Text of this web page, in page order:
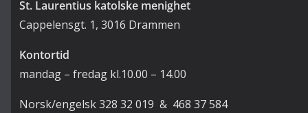
St. Laurentius katolske menighet
Cappelensgt. 1, 3016 Drammen
Kontortid
mandag – fredag kl.10.00 – 14.00
Norsk/engelsk 328 32 019 & 468 37 584